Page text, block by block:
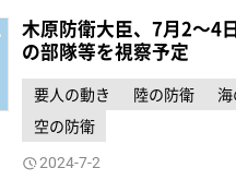
木原防衛大臣、7月2～4
の部隊等を視察予定
要人の動き 陸の防衛
空の防衛
2024-7-2